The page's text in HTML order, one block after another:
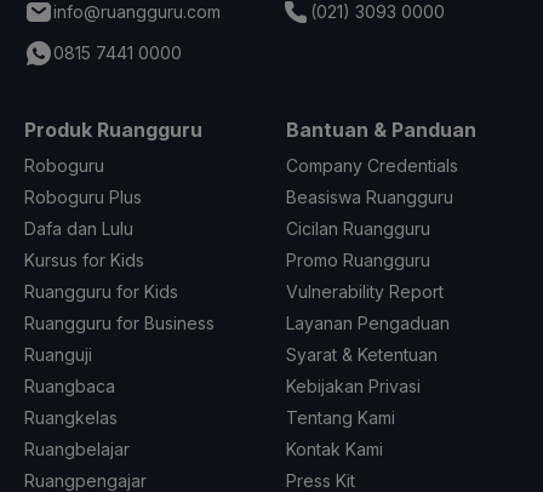
info@ruangguru.com
(021) 3093 0000
0815 7441 0000
Produk Ruangguru
Roboguru
Roboguru Plus
Dafa dan Lulu
Kursus for Kids
Ruangguru for Kids
Ruangguru for Business
Ruanguji
Ruangbaca
Ruangkelas
Ruangbelajar
Ruangpengajar
Bantuan & Panduan
Company Credentials
Beasiswa Ruangguru
Cicilan Ruangguru
Promo Ruangguru
Vulnerability Report
Layanan Pengaduan
Syarat & Ketentuan
Kebijakan Privasi
Tentang Kami
Kontak Kami
Press Kit